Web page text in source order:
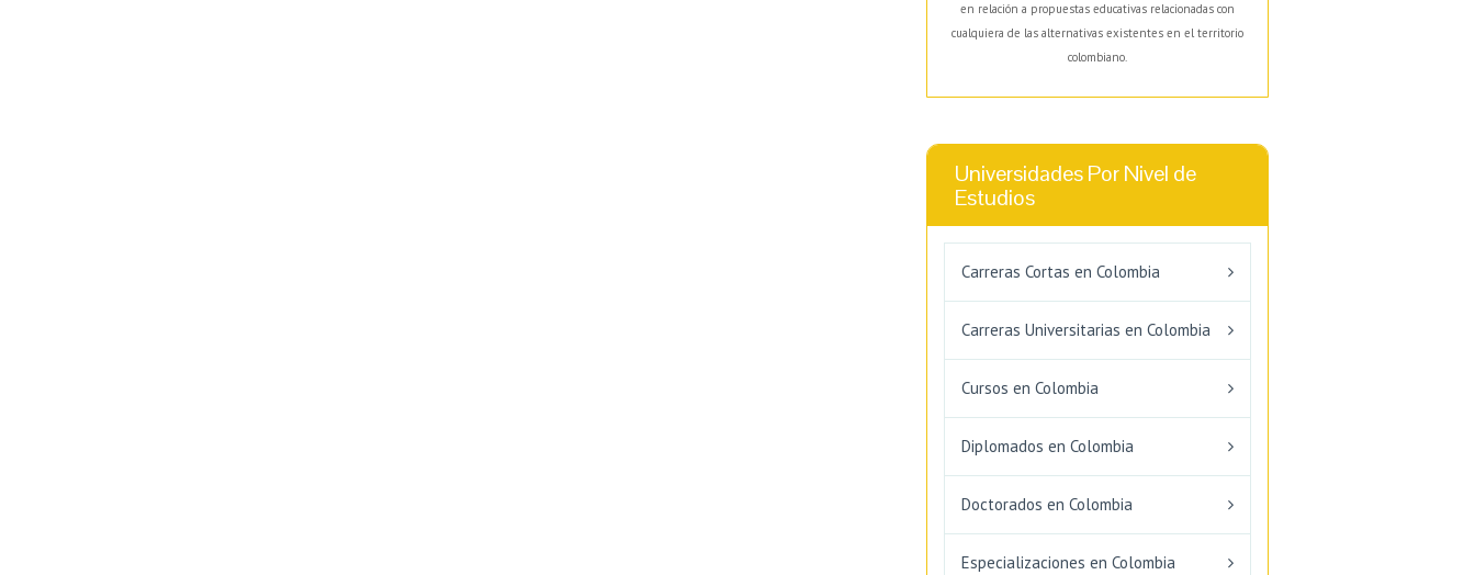
en relación a propuestas educativas relacionadas con
cualquiera de las alternativas existentes en el territorio
colombiano.
Universidades Por Nivel de
Estudios
Carreras Cortas en Colombia
Carreras Universitarias en Colombia
Cursos en Colombia
Diplomados en Colombia
Doctorados en Colombia
Especializaciones en Colombia